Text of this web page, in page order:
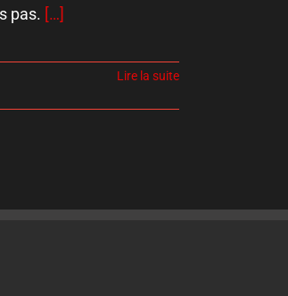
pas. […]
Lire la suite